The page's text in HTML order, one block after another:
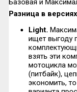
Базовая и
Разница в
Light.
ищет выгоду
взять эти
мотоцикла
(питбайк),
экономить,